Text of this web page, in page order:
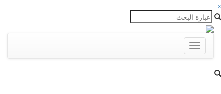
×
Toggle
navigation